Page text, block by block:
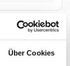
Über Cookies